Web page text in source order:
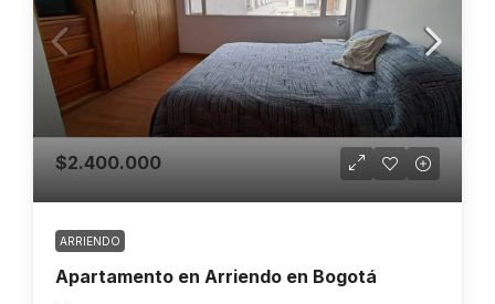
$2.400.000
ARRIENDO
Apartamento en Arriendo en Bogotá